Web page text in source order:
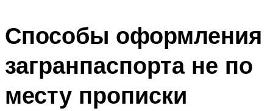
Способы оформления
загранпаспорта не по
месту прописки